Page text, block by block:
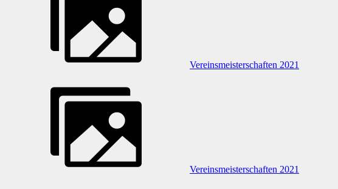
Vereinsmeisterschaften 2021
Vereinsmeisterschaften 2021